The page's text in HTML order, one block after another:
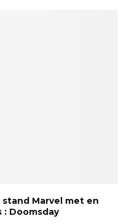
stand Marvel met en
: Doomsday